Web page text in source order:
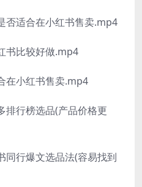
否适合在小红书售卖.mp4
书比较好做.mp4
在小红书售卖.mp4
排行榜选品(产品价格更
同行爆文选品法(容易找到